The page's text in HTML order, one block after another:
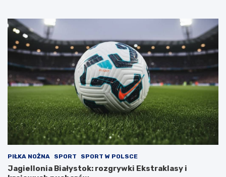
PIŁKA NOŻNA SPORT SPORT W POLSCE
Jagiellonia Białystok: rozgrywki Ekstraklasy i